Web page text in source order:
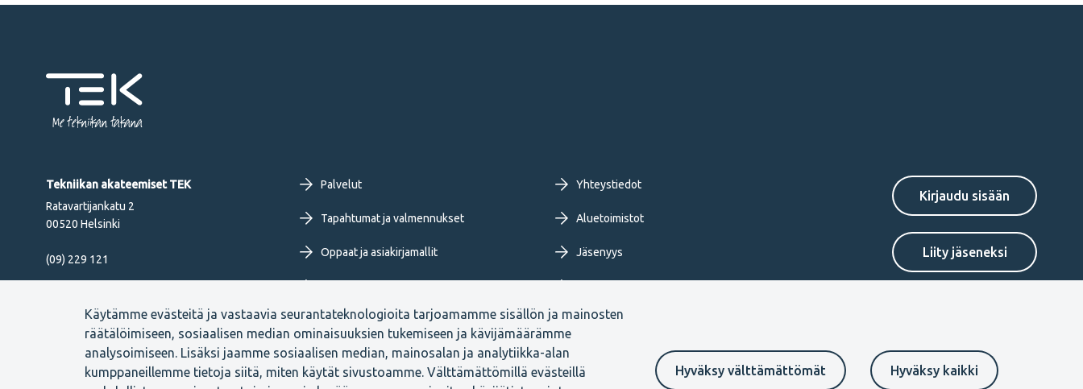
Käytämme evästeitä ja vastaavia seurantateknologioita tarjoamamme sisällön ja mainosten
räätälöimiseen, sosiaalisen median ominaisuuksien tukemiseen ja kävijämäärämme
analysoimiseen. Lisäksi jaamme sosiaalisen median, mainosalan ja analytiikka-alan
kumppaneillemme tietoja siitä, miten käytät sivustoamme. Välttämättömillä evästeillä
Hyväksy välttämättömät Hyväksy kaikki
Me tekniikan takana
Tekniikan akateemiset TEK
Ratavartijankatu 2
00520 Helsinki
(09) 229 121
Footer
primary
menu
FI
Palvelut
Tapahtumat ja valmennukset
Oppaat ja asiakirjamallit
Uutiset ja blogit
Yhteystiedot
Aluetoimistot
Jäsenyys
Extranet
Secondary
menu
Liity jäseneksi